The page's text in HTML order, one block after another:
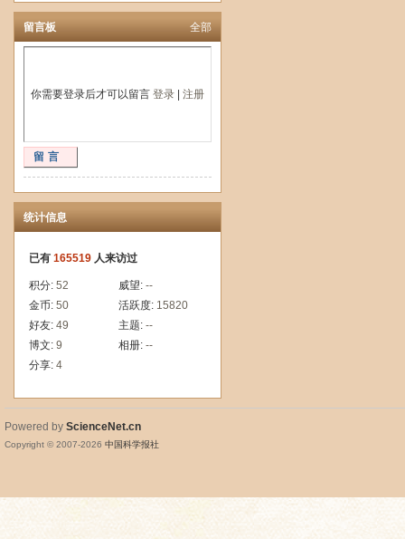
留言板 全部
你需要登录后才可以留言 登录 注册
留言
统计信息
已有 165519 人来访过
积分: 52 威望: --
金币: 50 活跃度: 15820
好友: 49 主题: --
博文: 9 相册: --
分享: 4
Powered by ScienceNet.cn
Copyright © 2007-2026 中国科学报社